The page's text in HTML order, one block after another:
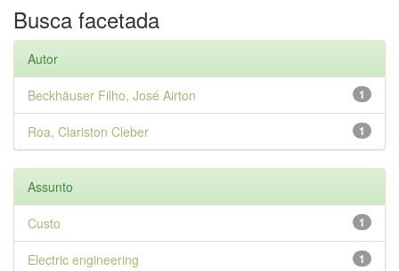
Busca facetada
Autor
1
Beckhäuser Filho, José Airton
1
Roa, Clariston Cleber
Assunto
1
Custo
1
Electric engineering